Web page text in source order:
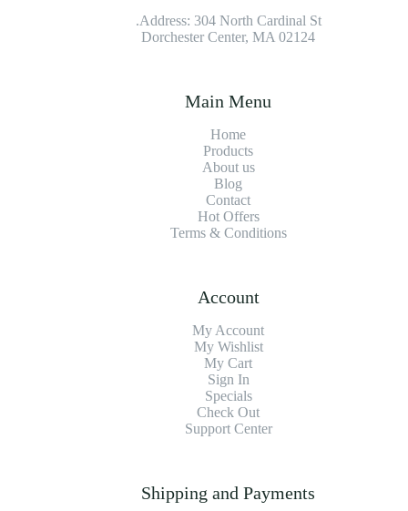
Address: 304 North Cardinal St.
Dorchester Center, MA 02124
Main Menu
Home
Products
About us
Blog
Contact
Hot Offers
Terms & Conditions
Account
My Account
My Wishlist
My Cart
Sign In
Specials
Check Out
Support Center
Shipping and Payments